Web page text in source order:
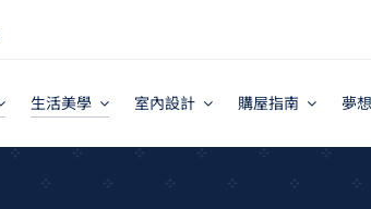
生活美學 室內設計 購屋指南 夢